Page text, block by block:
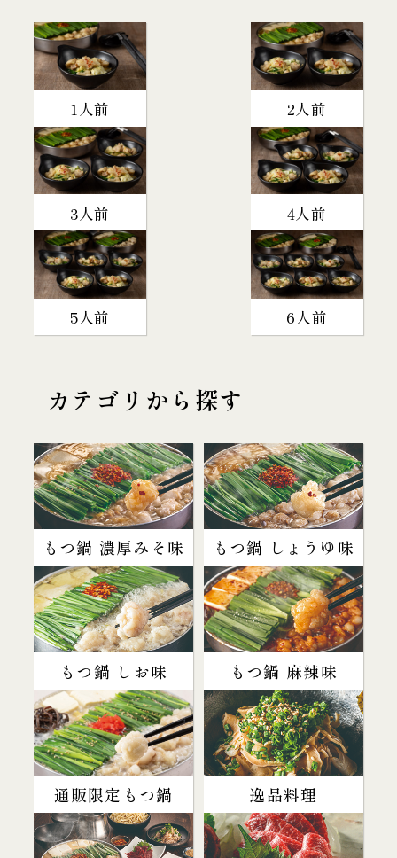
1人前 2人前
3人前 4人前
5人前 6人前
カテゴリから探す
もつ鍋 濃厚みそ味 もつ鍋 しょうゆ味
もつ鍋 しお味 もつ鍋 麻辣味
通販限定もつ鍋 逸品料理